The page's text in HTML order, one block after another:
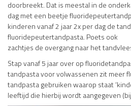
doorbreekt. Dat is meestal in de
dag met een beetje
kinderen vanaf 2 jaar 2x per dag de
fluoridepeutertandpasta. Poets ook
zachtjes de overgang naar het
Stap vanaf 5 jaar over op
tandpasta voor volwassenen zit meer
tandpasta gebruiken waarop staat
leeftijd die hierbij wordt aangegeven